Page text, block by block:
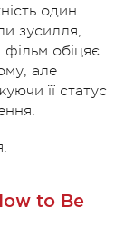
один
зусилля,
обіцяє
але
її статус
to Be